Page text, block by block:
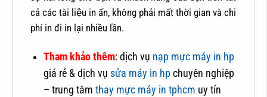
cả các tài liệu in ấn, không phải mất thời gian và chi
phí in đi in lại nhiều lần.
Tham khảo thêm: dịch vụ nạp mực máy in hp
giá rẻ & dịch vụ sửa máy in hp chuyên nghiệp
– trung tâm thay mực máy in tphcm uy tín